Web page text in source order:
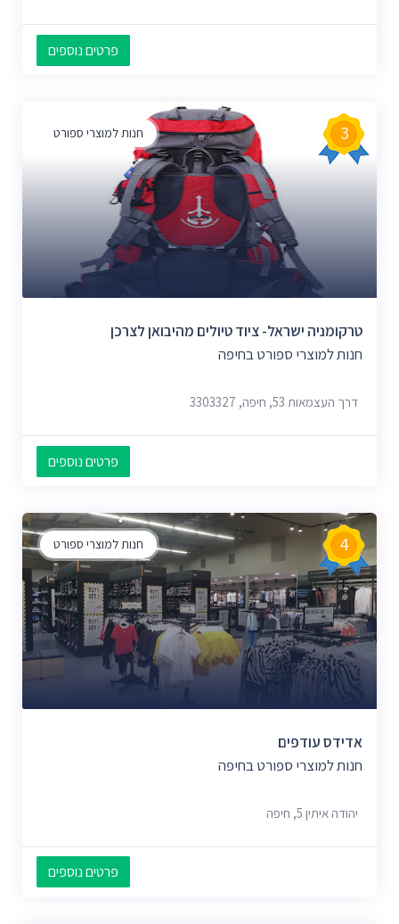
פרטים נוספים
חנות למוצרי ספורט 3
טרקומניה ישראל- ציוד טיולים מהיבואן לצרכן
חנות למוצרי ספורט בחיפה
דרך העצמאות 53, חיפה, 3303327
פרטים נוספים
חנות למוצרי ספורט 4
אדידס עודפים
חנות למוצרי ספורט בחיפה
יהודה איתין 5, חיפה
פרטים נוספים